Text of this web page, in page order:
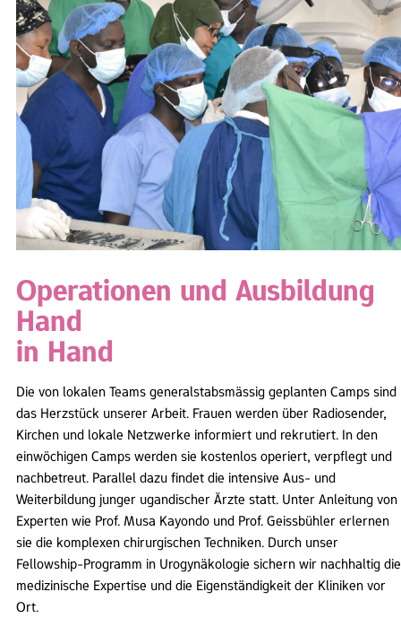
Operationen und Ausbildung
Hand
in Hand
Die von lokalen Teams generalstabsmässig geplanten Camps sind
das Herzstück unserer Arbeit. Frauen werden über Radiosender,
Kirchen und lokale Netzwerke informiert und rekrutiert. In den
einwöchigen Camps werden sie kostenlos operiert, verpflegt und
nachbetreut. Parallel dazu findet die intensive Aus- und
Weiterbildung junger ugandischer Ärzte statt. Unter Anleitung von
Experten wie Prof. Musa Kayondo und Prof. Geissbühler erlernen
sie die komplexen chirurgischen Techniken. Durch unser
Fellowship-Programm in Urogynäkologie sichern wir nachhaltig die
medizinische Expertise und die Eigenständigkeit der Kliniken vor
Ort.